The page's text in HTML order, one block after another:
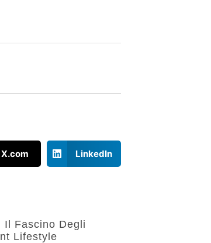
X.com LinkedIn
Il Fascino Degli
Lifestyle